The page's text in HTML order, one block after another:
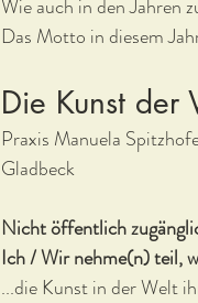
Wie auch in den Jahren
Das Motto in diesem
Die Kunst der
Praxis Manuela
Gladbeck
Nicht öffentlich
Ich / Wir nehme(n) teil,
...die Kunst in der Welt